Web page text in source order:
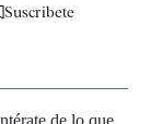
Suscríbete